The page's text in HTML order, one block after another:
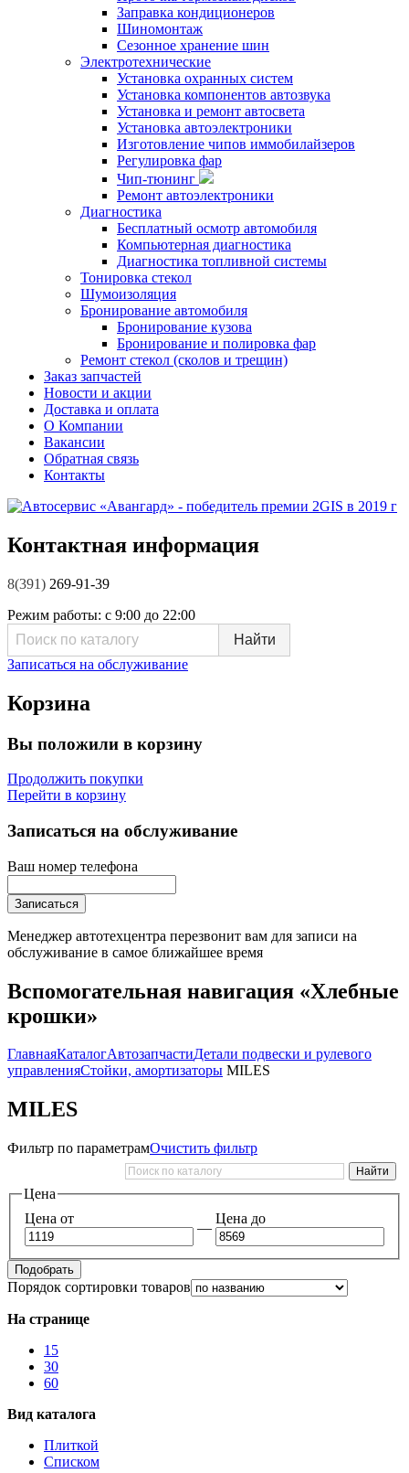
Заправка кондиционеров
Шиномонтаж
Сезонное хранение шин
Электротехнические
Установка охранных систем
Установка компонентов автозвука
Установка и ремонт автосвета
Установка автоэлектроники
Изготовление чипов иммобилайзеров
Регулировка фар
Чип-тюнинг
Ремонт автоэлектроники
Диагностика
Бесплатный осмотр автомобиля
Компьютерная диагностика
Диагностика топливной системы
Тонировка стекол
Шумоизоляция
Бронирование автомобиля
Бронирование кузова
Бронирование и полировка фар
Ремонт стекол (сколов и трещин)
Заказ запчастей
Новости и акции
Доставка и оплата
О Компании
Вакансии
Обратная связь
Контакты
Контактная информация
8(391) 269-91-39
Режим работы: с 9:00 до 22:00
Записаться на обслуживание
Корзина
Вы положили в корзину
Продолжить покупки
Перейти в корзину
Записаться на обслуживание
Ваш номер телефона
Записаться
Менеджер автотехцентра перезвонит вам для записи на
обслуживание в самое ближайшее время
Вспомогательная навигация «Хлебные
крошки»
ГлавнаяКаталогАвтозапчастиДетали подвески и рулевого
управленияСтойки, амортизаторы MILES
MILES
Фильтр по параметрамОчистить фильтр
Цена
Цена от
—
Цена до
Подобрать
Порядок сортировки товаров
На странице
15
30
60
Вид каталога
Плиткой
Списком